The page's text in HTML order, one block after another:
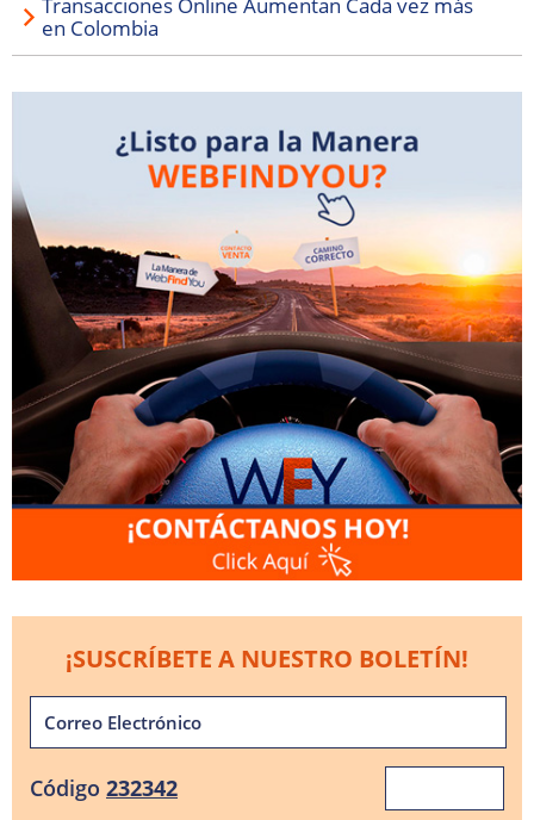
Transacciones Online Aumentan Cada vez más
en Colombia
¡SUSCRÍBETE A NUESTRO BOLETÍN!
Código 232342